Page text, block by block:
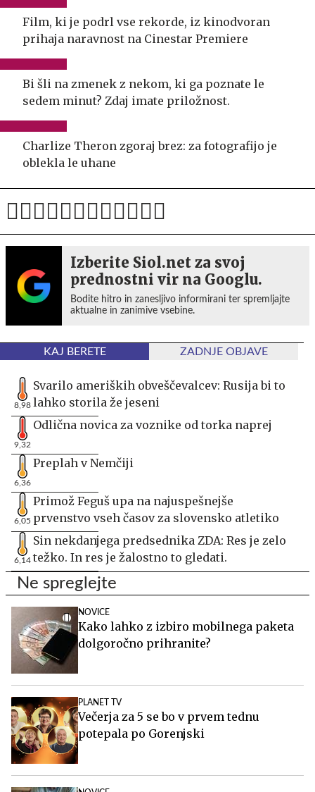
Film, ki je podrl vse rekorde, iz kinodvoran
prihaja naravnost na Cinestar Premiere
Bi šli na zmenek z nekom, ki ga poznate le
sedem minut? Zdaj imate priložnost.
Charlize Theron zgoraj brez: za fotografijo je
oblekla le uhane
Izberite Siol.net za svoj
prednostni vir na Googlu.
Bodite hitro in zanesljivo informirani ter spremljajte
aktualne in zanimive vsebine.
KAJ BERETE ZADNJE OBJAVE
8,98
Svarilo ameriških obveščevalcev: Rusija bi to
lahko storila že jeseni
9,32
Odlična novica za voznike od torka naprej
6,36
Preplah v Nemčiji
6,05
Primož Feguš upa na najuspešnejše
prvenstvo vseh časov za slovensko atletiko
6,14
Sin nekdanjega predsednika ZDA: Res je zelo
težko. In res je žalostno to gledati.
Ne spreglejte
NOVICE
Kako lahko z izbiro mobilnega paketa
dolgoročno prihranite?
PLANET TV
Večerja za 5 se bo v prvem tednu
potepala po Gorenjski